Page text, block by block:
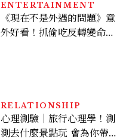
ENTERTAINMENT
《現在不是外遇的問題》意
外好看！抓偷吃反轉變命
RELATIONSHIP
心理測驗｜旅行心理學！測
測去什麼景點玩 會為你帶來